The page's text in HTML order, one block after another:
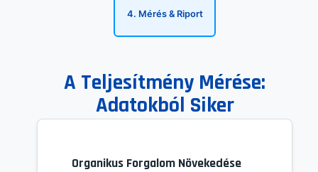
4. Mérés & Riport
A Teljesítmény Mérése:
Adatokból Siker
Organikus Forgalom Növekedése